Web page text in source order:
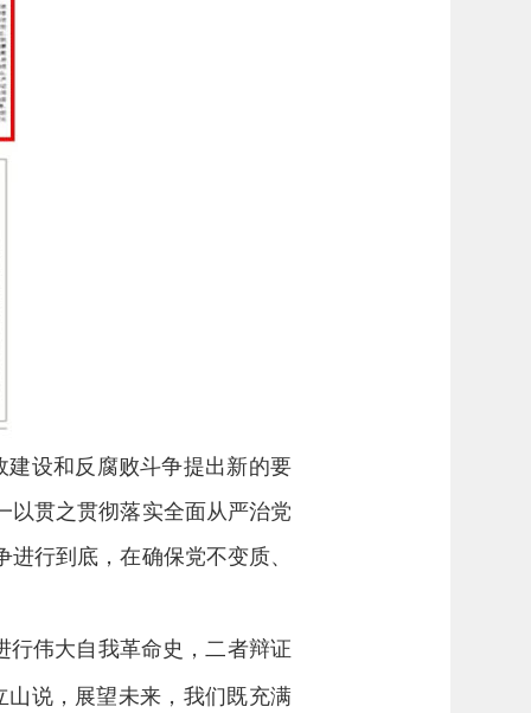
设和反腐败斗争提出新的要
以贯之贯彻落实全面从严治党
行到底，在确保党不变质、
伟大自我革命史，二者辩证
说，展望未来，我们既充满